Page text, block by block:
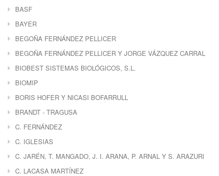
BASF
BAYER
BEGOÑA FERNÁNDEZ PELLICER
BEGOÑA FERNÁNDEZ PELLICER Y JORGE VÁZQUEZ CARRAL
BIOBEST SISTEMAS BIOLÓGICOS, S.L.
BIOMIP
BORIS HOFER Y NICASI BOFARRULL
BRANDT - TRAGUSA
C. FERNÁNDEZ
C. IGLESIAS
C. JARÉN, T. MANGADO, J. I. ARANA, P. ARNAL Y S. ARAZURI
C. LACASA MARTÍNEZ